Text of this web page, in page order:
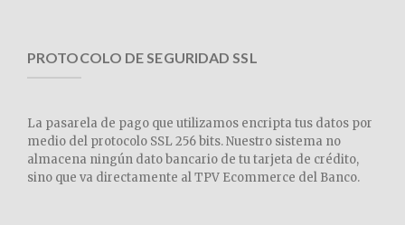
PROTOCOLO DE SEGURIDAD SSL
La pasarela de pago que utilizamos encripta tus datos por
medio del protocolo SSL 256 bits. Nuestro sistema no
almacena ningún dato bancario de tu tarjeta de crédito,
sino que va directamente al TPV Ecommerce del Banco.